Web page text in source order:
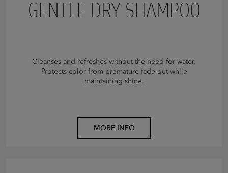
GENTLE DRY SHAMPOO
Cleanses and refreshes without the need for water.
Protects color from premature fade-out while
maintaining shine.
MORE INFO